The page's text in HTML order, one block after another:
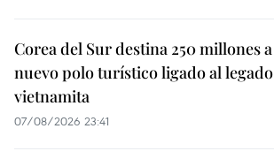
Corea del Sur destina 250 millones a
nuevo polo turístico ligado al legado
vietnamita
07/08/2026 23:41